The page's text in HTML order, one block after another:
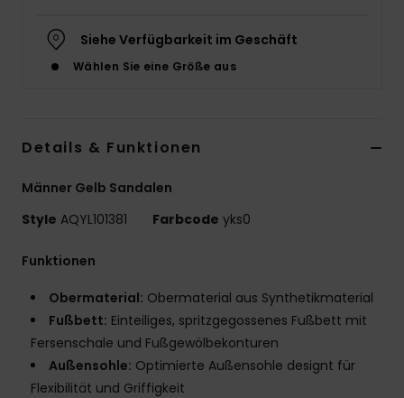
Siehe Verfügbarkeit im Geschäft
Wählen Sie eine Größe aus
Details & Funktionen
Männer Gelb Sandalen
Style AQYL101381 Farbcode yks0
Funktionen
Obermaterial: Obermaterial aus Synthetikmaterial
Fußbett: Einteiliges, spritzgegossenes Fußbett mit
Fersenschale und Fußgewölbekonturen
Außensohle: Optimierte Außensohle designt für
Flexibilität und Griffigkeit